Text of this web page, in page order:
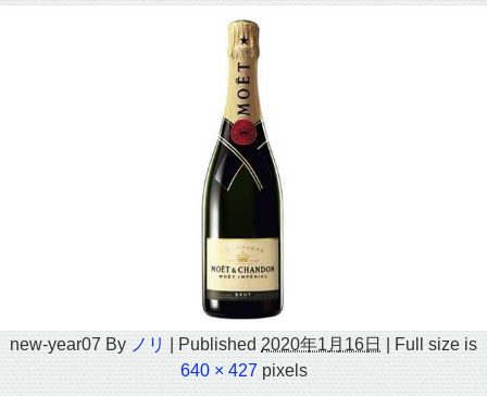
new-year07 By ノリ Published 2020年1月16日
Full size is
640 × 427 pixels